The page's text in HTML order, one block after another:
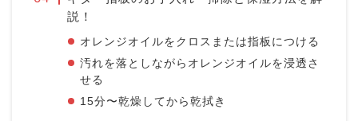
説！
オレンジオイルをクロスまたは指板につける
汚れを落としながらオレンジオイルを浸透さ
せる
15分〜乾燥してから乾拭き